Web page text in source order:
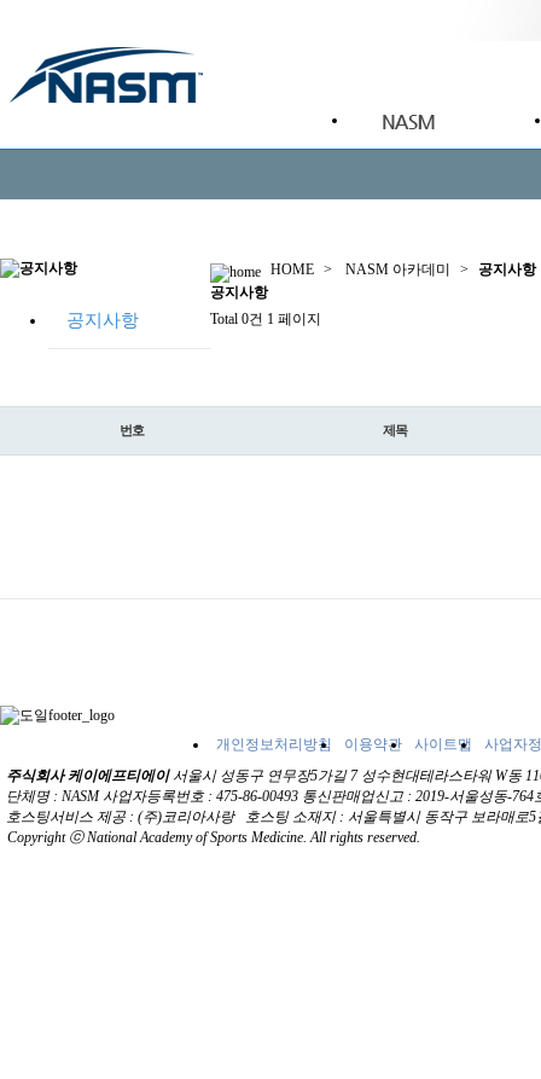
공지사항
HOME > NASM 아카데미 >
공지사항
공지 사항
Total 0건 1 페이지
번호 제목
개인정보처리방침 이용약관 사이트맵
사업자
주식회사 케이에프티에이서울시 성동구 연무장5가길 7 성수현대테라스타워 W동
단체명 : NASM 사업자등록번호 : 475-86-00493 통신판매업신고 : 2019-서울성동-
호스팅서비스 제공 : (주)코리아사랑 호스팅 소재지 : 서울특별시 동작구 보라매로5
Copyright ⓒ National Academy of Sports Medicine. All rights reserved.